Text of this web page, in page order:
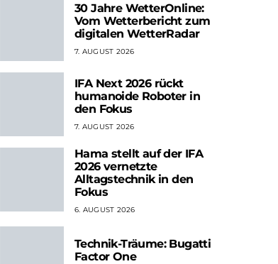
30 Jahre WetterOnline:
Vom Wetterbericht zum
digitalen WetterRadar
7. AUGUST 2026
IFA Next 2026 rückt
humanoide Roboter in
den Fokus
7. AUGUST 2026
Hama stellt auf der IFA
2026 vernetzte
Alltagstechnik in den
Fokus
6. AUGUST 2026
Technik-Träume: Bugatti
Factor One